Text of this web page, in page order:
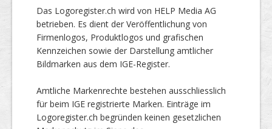
Das Logoregister.ch wird von HELP Media AG
betrieben. Es dient der Veröffentlichung von
Firmenlogos, Produktlogos und grafischen
Kennzeichen sowie der Darstellung amtlicher
Bildmarken aus dem IGE-Register.
Amtliche Markenrechte bestehen ausschliesslich
für beim IGE registrierte Marken. Einträge im
Logoregister.ch begründen keinen gesetzlichen